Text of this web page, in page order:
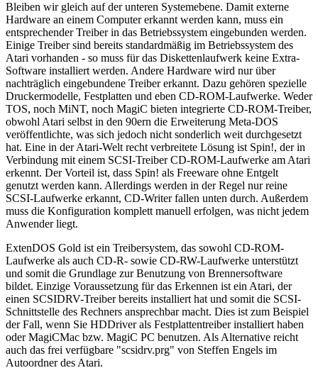
Bleiben wir gleich auf der unteren Systemebene. Damit externe
Hardware an einem Computer erkannt werden kann, muss ein
entsprechender Treiber in das Betriebssystem eingebunden werden.
Einige Treiber sind bereits standardmäßig im Betriebssystem des
Atari vorhanden - so muss für das Diskettenlaufwerk keine Extra-
Software installiert werden. Andere Hardware wird nur über
nachträglich eingebundene Treiber erkannt. Dazu gehören spezielle
Druckermodelle, Festplatten und eben CD-ROM-Laufwerke. Weder
TOS, noch MiNT, noch MagiC bieten integrierte CD-ROM-Treiber,
obwohl Atari selbst in den 90ern die Erweiterung Meta-DOS
veröffentlichte, was sich jedoch nicht sonderlich weit durchgesetzt
hat. Eine in der Atari-Welt recht verbreitete Lösung ist Spin!, der in
Verbindung mit einem SCSI-Treiber CD-ROM-Laufwerke am Atari
erkennt. Der Vorteil ist, dass Spin! als Freeware ohne Entgelt
genutzt werden kann. Allerdings werden in der Regel nur reine
SCSI-Laufwerke erkannt, CD-Writer fallen unten durch. Außerdem
muss die Konfiguration komplett manuell erfolgen, was nicht jedem
Anwender liegt.
ExtenDOS Gold ist ein Treibersystem, das sowohl CD-ROM-
Laufwerke als auch CD-R- sowie CD-RW-Laufwerke unterstützt
und somit die Grundlage zur Benutzung von Brennersoftware
bildet. Einzige Voraussetzung für das Erkennen ist ein Atari, der
einen SCSIDRV-Treiber bereits installiert hat und somit die SCSI-
Schnittstelle des Rechners ansprechbar macht. Dies ist zum Beispiel
der Fall, wenn Sie HDDriver als Festplattentreiber installiert haben
oder MagiCMac bzw. MagiC PC benutzen. Als Alternative reicht
auch das frei verfügbare "scsidrv.prg" von Steffen Engels im
Autoordner des Atari.